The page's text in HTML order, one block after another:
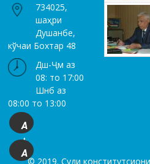
734025,
шаҳри
Душанбе,
кўчаи Бохтар 48
Дш-Ҷм аз
08: то 17:00
Шнб аз
08:00 то 13:00
© 2019. Суди
A
+
A